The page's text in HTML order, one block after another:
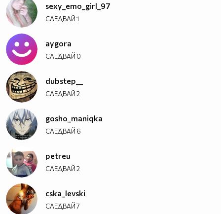
Ореше
страница също
Сали Летиф Сали
sexy_emo_girl_97
СЛЕДВАЙ1
aygora
СЛЕДВАЙ 0
dubstep__
СЛЕДВАЙ2
gosho_maniqka
СЛЕДВАЙ 6
petreu
СЛЕДВАЙ2
cska_levski
СЛЕДВАЙ7